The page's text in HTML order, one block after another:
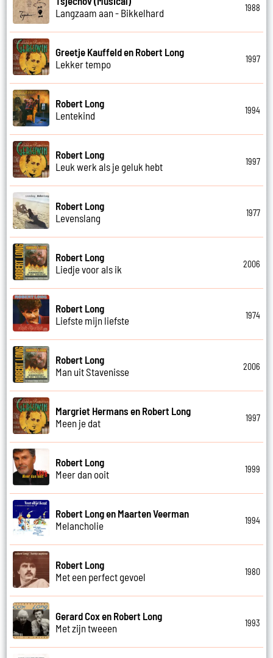
Langzaam aan - Bikkelhard
1988
Greetje Kauffeld en Robert Long
Lekker tempo
1997
Robert Long
Lentekind
1994
Robert Long
Leuk werk als je geluk hebt
1997
Robert Long
Levenslang
1977
Robert Long
Liedje voor als ik
2006
Robert Long
Liefste mijn liefste
1974
Robert Long
Man uit Stavenisse
2006
Margriet Hermans en Robert Long
Meen je dat
1997
Robert Long
Meer dan ooit
1999
Robert Long en Maarten Veerman
Melancholie
1994
Robert Long
Met een perfect gevoel
1980
Gerard Cox en Robert Long
Met zijn tweeen
1993